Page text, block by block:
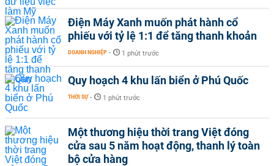
Điện Máy Xanh muốn phát hành cổ
phiếu với tỷ lệ 1:1 để tăng thanh khoản
DOANH NGHIỆP - 1 phút trước
Quy hoạch 4 khu lấn biển ở Phú Quốc
THỜI SỰ - 1 phút trước
Một thương hiệu thời trang Việt đóng
cửa sau 5 năm hoạt động, thanh lý toàn
bộ cửa hàng